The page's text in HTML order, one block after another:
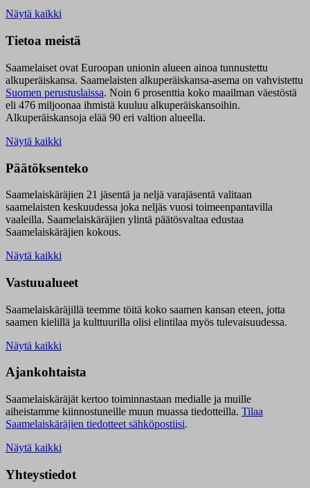
Näytä kaikki
Tietoa meistä
Saamelaiset ovat Euroopan unionin alueen ainoa tunnustettu
alkuperäiskansa. Saamelaisten alkuperäiskansa-asema on vahvistettu
Suomen perustuslaissa. Noin 6 prosenttia koko maailman väestöstä
eli 476 miljoonaa ihmistä kuuluu alkuperäiskansoihin.
Alkuperäiskansoja elää 90 eri valtion alueella.
Näytä kaikki
Päätöksenteko
Saamelaiskäräjien 21 jäsentä ja neljä varajäsentä valitaan
saamelaisten keskuudessa joka neljäs vuosi toimeenpantavilla
vaaleilla. Saamelaiskäräjien ylintä päätösvaltaa edustaa
Saamelaiskäräjien kokous.
Näytä kaikki
Vastuualueet
Saamelaiskäräjillä teemme töitä koko saamen kansan eteen, jotta
saamen kielillä ja kulttuurilla olisi elintilaa myös tulevaisuudessa.
Näytä kaikki
Ajankohtaista
Saamelaiskäräjät kertoo toiminnastaan medialle ja muille
aiheistamme kiinnostuneille muun muassa tiedotteilla. Tilaa
Saamelaiskäräjien tiedotteet sähköpostiisi.
Näytä kaikki
Yhteystiedot